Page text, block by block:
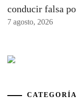
conducir falsa
7 agosto, 2026